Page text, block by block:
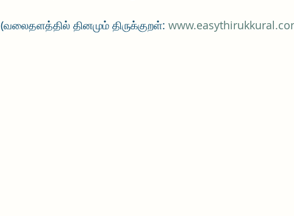
(வலைதளத்தில் தினமும் திருக்குறள்: